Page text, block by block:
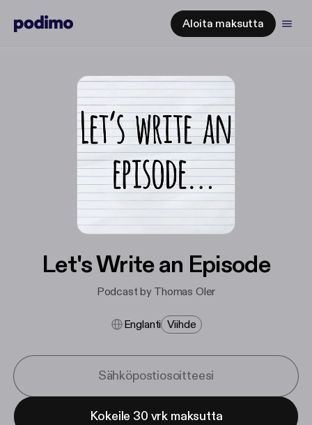
Aloita maksutta
Let's Write an Episode
Podcast by Thomas Oler
Englanti Viihde
Kokeile 30 vrk maksutta